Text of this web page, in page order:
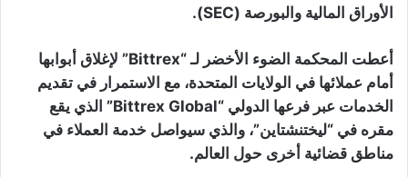
الأوراق المالية والبورصة (SEC).
أعطت المحكمة الضوء الأخضر لـ “Bittrex” لإغلاق أبوابها
أمام عملائها في الولايات المتحدة، مع الاستمرار في تقديم
الخدمات عبر فرعها الدولي “Bittrex Global” الذي يقع
مقره في “ليختنشتاين”، والذي سيواصل خدمة العملاء في
مناطق قضائية أخرى حول العالم.